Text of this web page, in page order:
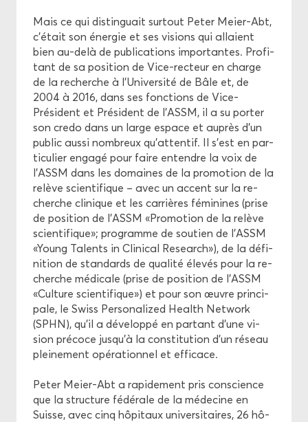
Mais ce qui dis­tin­guait sur­tout Peter Meier-​Abt,
c’était son éner­gie et ses vi­sions qui al­laient
bien au-​delà de pu­bli­ca­tions im­por­tantes. Pro­fi­
tant de sa po­si­tion de Vice-​recteur en charge
de la re­cherche à l’Uni­ver­si­té de Bâle et, de
2004 à 2016, dans ses fonc­tions de Vice-​
Président et Pré­sident de l’ASSM, il a su por­ter
son credo dans un large es­pace et au­près d’un
pu­blic aussi nom­breux qu’at­ten­tif. Il s’est en par­
ti­cu­lier en­ga­gé pour faire en­tendre la voix de
l’ASSM dans les do­maines de la pro­mo­tion de la
re­lève scien­ti­fique – avec un ac­cent sur la re­
cherche cli­nique et les car­rières fé­mi­nines (prise
de po­si­tion de l’ASSM «Pro­mo­tion de la re­lève
scien­ti­fique»; pro­gramme de sou­tien de l'ASSM
«Young Ta­lents in Cli­ni­cal Re­search»), de la dé­fi­
ni­tion de stan­dards de qua­li­té éle­vés pour la re­
cherche mé­di­cale (prise de po­si­tion de l’ASSM
«Culture scien­ti­fique») et pour son œuvre prin­ci­
pale, le Swiss Per­so­na­li­zed Health Net­work
(SPHN), qu’il a dé­ve­lop­pé en par­tant d'une vi­
sion pré­coce jusqu’à la consti­tu­tion d’un ré­seau
plei­ne­ment opé­ra­tion­nel et ef­fi­cace.
Peter Meier-​Abt a ra­pi­de­ment pris conscience
que la struc­ture fé­dé­rale de la mé­de­cine en
Suisse, avec cinq hô­pi­taux uni­ver­si­taires, 26 hô­